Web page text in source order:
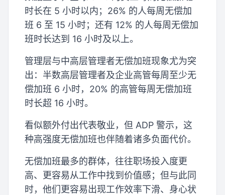
时长在 5 小时以内；26% 的人每周无偿加
班 6 至 15 小时；还有 12% 的人每周无偿加
班时长达到 16 小时及以上。
管理层与中高层管理者无偿加班现象尤为突
出：半数高层管理者及企业高管每周至少无
偿加班 6 小时，20% 的高管每周无偿加班
时长超 16 小时。
看似额外付出代表敬业，但 ADP 警示，这
种高强度无偿加班也伴随着诸多负面代价。
无偿加班最多的群体，往往职场投入度更
高、更容易从工作中找到价值感；但与此同
时，他们更容易出现工作效率下滑、身心状